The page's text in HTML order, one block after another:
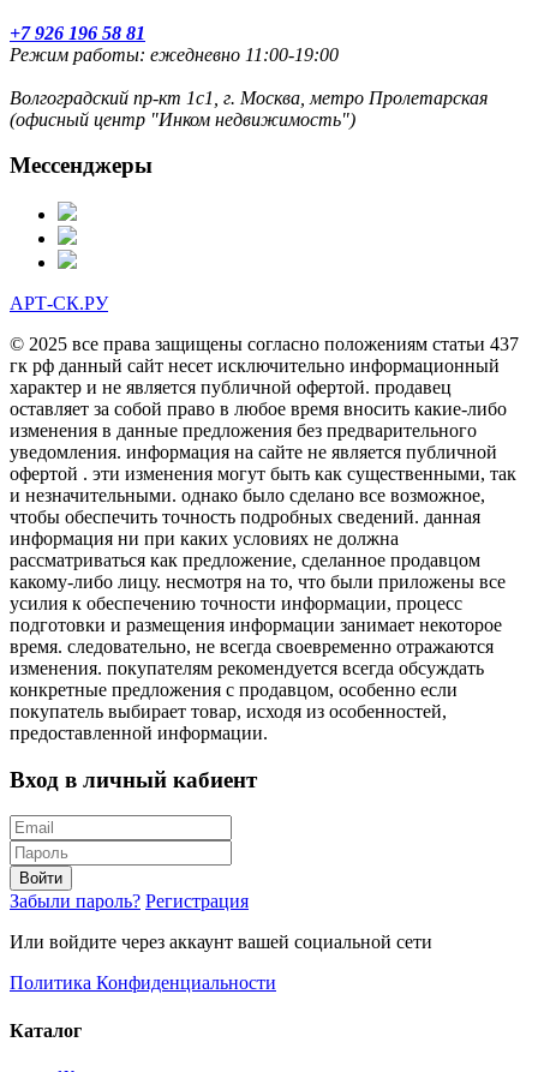
+7 926 196 58 81
Режим работы: ежедневно 11:00-19:00
Волгоградский пр-кт 1с1, г. Москва, метро Пролетарская
(офисный центр "Инком недвижимость")
Мессенджеры
АРТ-СК.РУ
© 2025 все права защищены согласно положениям статьи 437
гк рф данный сайт несет исключительно информационный
характер и не является публичной офертой. продавец
оставляет за собой право в любое время вносить какие-либо
изменения в данные предложения без предварительного
уведомления. информация на сайте не является публичной
офертой . эти изменения могут быть как существенными, так
и незначительными. однако было сделано все возможное,
чтобы обеспечить точность подробных сведений. данная
информация ни при каких условиях не должна
рассматриваться как предложение, сделанное продавцом
какому-либо лицу. несмотря на то, что были приложены все
усилия к обеспечению точности информации, процесс
подготовки и размещения информации занимает некоторое
время. следовательно, не всегда своевременно отражаются
изменения. покупателям рекомендуется всегда обсуждать
конкретные предложения с продавцом, особенно если
покупатель выбирает товар, исходя из особенностей,
предоставленной информации.
Вход в личный кабиент
Войти
Забыли пароль? Регистрация
Или войдите через аккаунт вашей социальной сети
Политика Конфиденциальности
Каталог